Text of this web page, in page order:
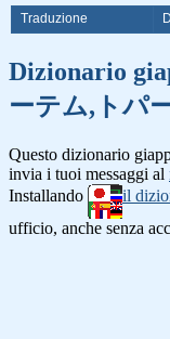
Traduzione
Dizionario
ーテム,トパ
Questo dizionario
invia i tuoi messaggi al
Installando
il
ufficio, anche senza